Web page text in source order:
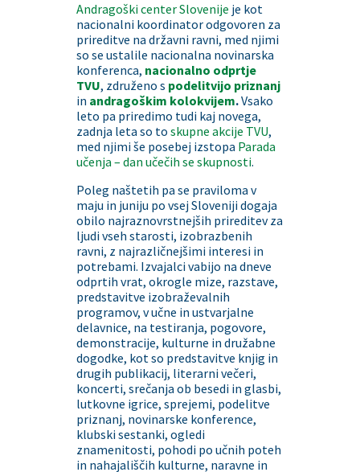
Andragoški center Slovenije je kot
nacionalni koordinator odgovoren za
prireditve na državni ravni, med njimi
so se ustalile nacionalna novinarska
konferenca, nacionalno odprtje
TVU, združeno s podelitvijo priznanj
in andragoškim kolokvijem.Vsako
leto pa priredimo tudi kaj novega,
zadnja leta so to skupne akcije TVU,
med njimi še posebej izstopa Parada
učenja – dan učečih se skupnosti.
Poleg naštetih pa se praviloma v
maju in juniju po vsej Sloveniji dogaja
obilo najraznovrstnejših prireditev za
ljudi vseh starosti, izobrazbenih
ravni, z najrazličnejšimi interesi in
potrebami. Izvajalci vabijo na dneve
odprtih vrat, okrogle mize, razstave,
predstavitve izobraževalnih
programov, v učne in ustvarjalne
delavnice, na testiranja, pogovore,
demonstracije, kulturne in družabne
dogodke, kot so predstavitve knjig in
drugih publikacij, literarni večeri,
koncerti, srečanja ob besedi in glasbi,
lutkovne igrice, sprejemi, podelitve
priznanj, novinarske konference,
klubski sestanki, ogledi
znamenitosti, pohodi po učnih poteh
in nahajališčih kulturne, naravne in